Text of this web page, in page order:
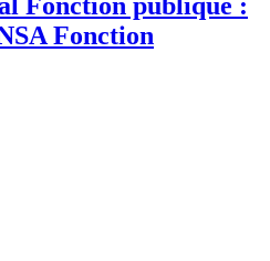
Fonction publique :
Fonction